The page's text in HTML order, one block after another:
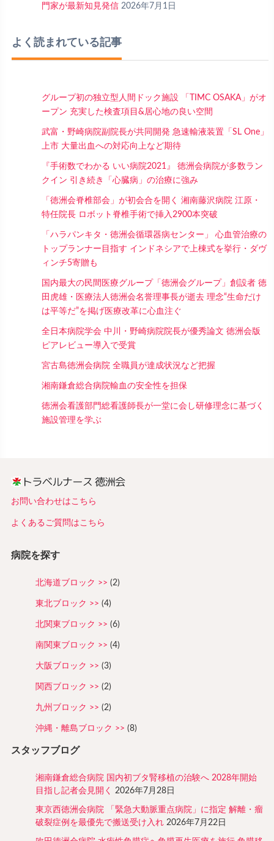
門家が最新知見発信 2026年7月1日
よく読まれている記事
グループ初の独立型人間ドック施設 「TIMC OSAKA」がオ
ープン 充実した検査項目&居心地の良い空間
武富・野崎病院副院長が共同開発 急速輸液装置「SL One」
上市 大量出血への対応向上など期待
『手術数でわかる いい病院2021』 徳洲会病院が多数ラン
クイン 引き続き「心臓病」の治療に強み
「徳洲会脊椎部会」が初会合を開く 湘南藤沢病院 江原・
特任院長 ロボット脊椎手術で挿入2900本突破
「ハラパンキタ・徳洲会循環器病センター」 心血管治療の
トップランナー目指す インドネシアで上棟式を挙行・ダヴ
ィンチ5寄贈も
国内最大の民間医療グループ「徳洲会グループ」創設者 徳
田虎雄・医療法人徳洲会名誉理事長が逝去 理念“生命だけ
は平等だ”を掲げ医療改革に心血注ぐ
全日本病院学会 中川・野崎病院院長が優秀論文 徳洲会版
ピアレビュー導入で受賞
宮古島徳洲会病院 全職員が達成状況など把握
湘南鎌倉総合病院輸血の安全性を担保
徳洲会看護部門総看護師長が一堂に会し研修理念に基づく
施設管理を学ぶ
お問い合わせはこちら
よくあるご質問はこちら
病院を探す
北海道ブロック (2)
東北ブロック (4)
北関東ブロック (6)
南関東ブロック (4)
大阪ブロック (3)
関西ブロック (2)
九州ブロック (2)
沖縄・離島ブロック (8)
スタッフブログ
湘南鎌倉総合病院 国内初ブタ腎移植の治験へ 2028年開始
目指し記者会見開く
2026年7月28日
東京西徳洲会病院 「緊急大動脈重点病院」に指定 解離・瘤
破裂症例を最優先で搬送受け入れ 2026年7月22日